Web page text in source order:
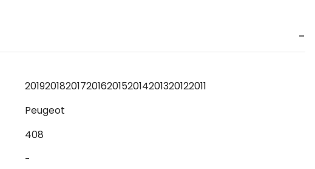
201920182017201620152014201320122011
Peugeot
408
-